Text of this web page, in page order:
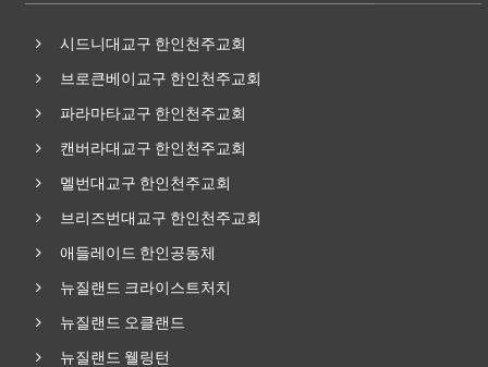
시드니대교구 한인천주교회
브로큰베이교구 한인천주교회
파라마타교구 한인천주교회
캔버라대교구 한인천주교회
멜번대교구 한인천주교회
브리즈번대교구 한인천주교회
애들레이드 한인공동체
뉴질랜드 크라이스트처치
뉴질랜드 오클랜드
뉴질랜드 웰링턴